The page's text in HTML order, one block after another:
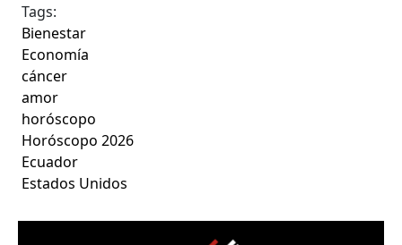
Tags:
Bienestar
Economía
cáncer
amor
horóscopo
Horóscopo 2026
Ecuador
Estados Unidos